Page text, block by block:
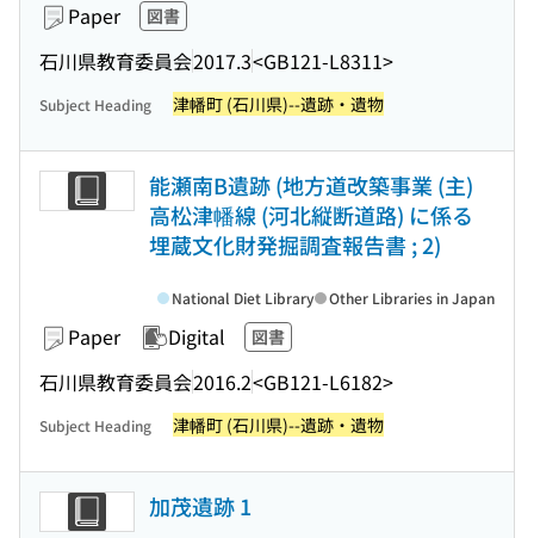
Paper 図書
石川県教育委員会2017.3<GB121-L8311>
Subject Heading 津幡町 (石川県)--遺跡・遺物
能瀬南B遺跡 (地方道改築事業 (主)
高松津幡線 (河北縦断道路) に係る
埋蔵文化財発掘調査報告書 ; 2)
Paper Digital 図書
石川県教育委員会2016.2<GB121-L6182>
National Diet Library Other Libraries in Japan
Subject Heading 津幡町 (石川県)--遺跡・遺物
加茂遺跡 1